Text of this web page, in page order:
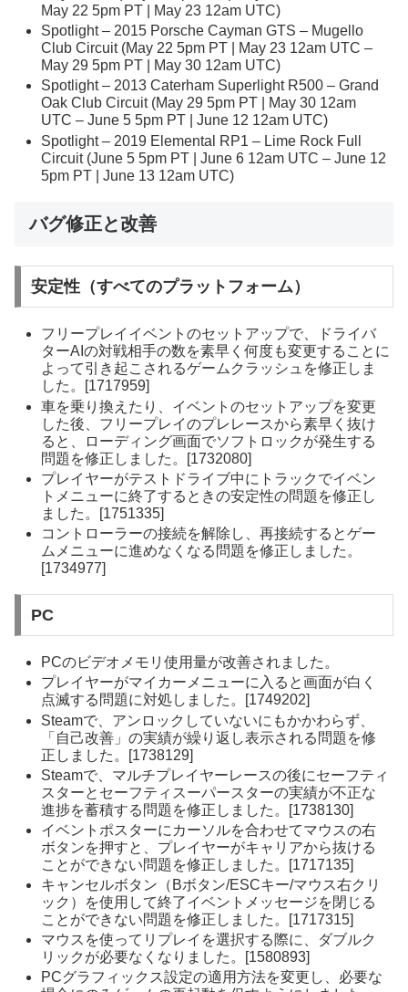
May 22 5pm PT | May 23 12am UTC)
Spotlight – 2015 Porsche Cayman GTS – Mugello
Club Circuit (May 22 5pm PT | May 23 12am UTC –
May 29 5pm PT | May 30 12am UTC)
Spotlight – 2013 Caterham Superlight R500 – Grand
Oak Club Circuit (May 29 5pm PT | May 30 12am
UTC – June 5 5pm PT | June 12 12am UTC)
Spotlight – 2019 Elemental RP1 – Lime Rock Full
Circuit (June 5 5pm PT | June 6 12am UTC – June 12
5pm PT | June 13 12am UTC)
バグ修正と改善
安定性（すべてのプラットフォーム）
フリープレイイベントのセットアップで、ドライバ
ターAIの対戦相手の数を素早く何度も変更することに
よって引き起こされるゲームクラッシュを修正しま
した。[1717959]
車を乗り換えたり、イベントのセットアップを変更
した後、フリープレイのプレレースから素早く抜け
ると、ローディング画面でソフトロックが発生する
問題を修正しました。[1732080]
プレイヤーがテストドライブ中にトラックでイベン
トメニューに終了するときの安定性の問題を修正し
ました。[1751335]
コントローラーの接続を解除し、再接続するとゲー
ムメニューに進めなくなる問題を修正しました。
[1734977]
PC
PCのビデオメモリ使用量が改善されました。
プレイヤーがマイカーメニューに入ると画面が白く
点滅する問題に対処しました。[1749202]
Steamで、アンロックしていないにもかかわらず、
「自己改善」の実績が繰り返し表示される問題を修
正しました。[1738129]
Steamで、マルチプレイヤーレースの後にセーフティ
スターとセーフティスーパースターの実績が不正な
進捗を蓄積する問題を修正しました。[1738130]
イベントポスターにカーソルを合わせてマウスの右
ボタンを押すと、プレイヤーがキャリアから抜ける
ことができない問題を修正しました。[1717135]
キャンセルボタン（Bボタン/ESCキー/マウス右クリ
ック）を使用して終了イベントメッセージを閉じる
ことができない問題を修正しました。[1717315]
マウスを使ってリプレイを選択する際に、ダブルク
リックが必要なくなりました。[1580893]
PCグラフィックス設定の適用方法を変更し、必要な